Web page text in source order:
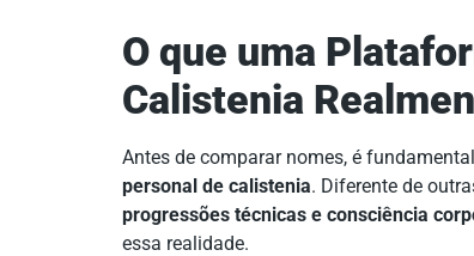
O que uma
Calistenia
Antes de comparar nomes, é
personal de calistenia. Diferente de
progressões técnicas e consciência
essa realidade.